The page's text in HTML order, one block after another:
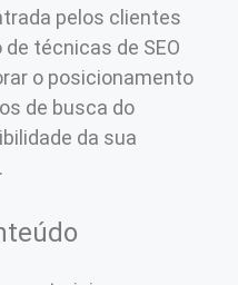
pelos clientes
técnicas de SEO
o posicionamento
de busca do
da sua